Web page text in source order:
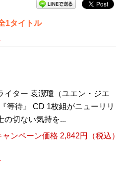
1タイトル
イター 袁潔瓊（ユエン・ジエ
等待』 CD 1枚組がニューリリ
の切ない気持を...
ャンペーン価格 2,842円（税込）